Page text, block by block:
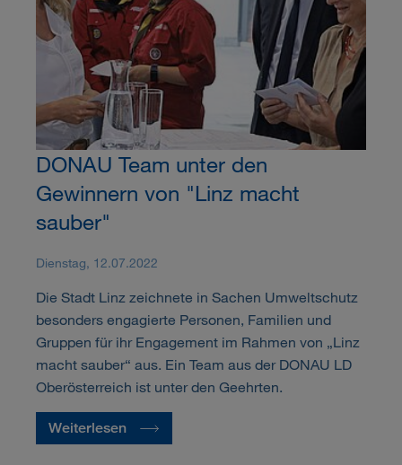
DONAU Team unter den
Gewinnern von "Linz macht
sauber"
Dienstag, 12.07.2022
Die Stadt Linz zeichnete in Sachen Umweltschutz
besonders engagierte Personen, Familien und
Gruppen für ihr Engagement im Rahmen von „Linz
macht sauber“ aus. Ein Team aus der DONAU LD
Oberösterreich ist unter den Geehrten.
Weiterlesen